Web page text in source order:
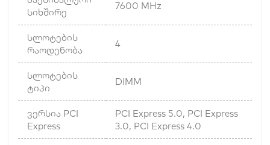
სიხშირე
7600 MHz
სლოტების
რაოდენობა
4
სლოტების
ტიპი
DIMM
ვერსია PCI
Express
PCI Express 5.0, PCI Express
3.0, PCI Express 4.0